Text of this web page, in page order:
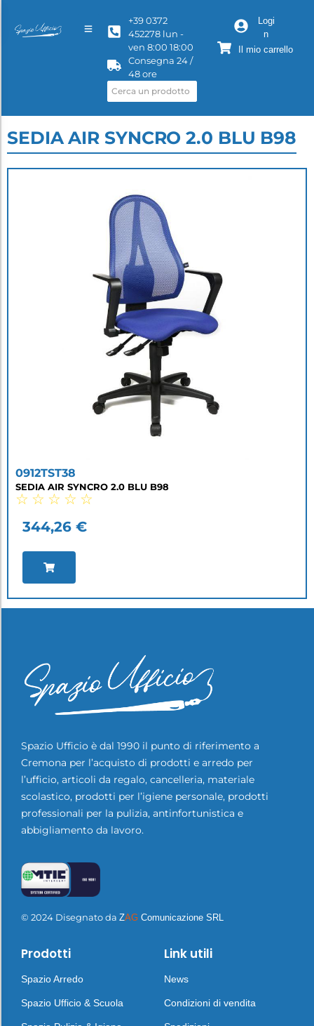
+39 0372
452278 lun -
ven 8:00 18:00
Consegna 24 /
48 ore
Logi
n
Il mio carrello
SEDIA AIR SYNCRO 2.0 BLU B98
0912TST38
SEDIA AIR SYNCRO 2.0 BLU B98
☆ ☆ ☆ ☆ ☆
344,26 €
Spazio Ufficio è dal 1990 il punto di riferimento a
Cremona per l’acquisto di prodotti e arredo per
l’ufficio, articoli da regalo, cancelleria, materiale
scolastico, prodotti per l’igiene personale, prodotti
professionali per la pulizia, antinfortunistica e
abbigliamento da lavoro.
© 2024 Disegnato da ZAG Comunicazione SRL
Prodotti
Spazio Arredo
Spazio Ufficio & Scuola
Link utili
News
Condizioni di vendita